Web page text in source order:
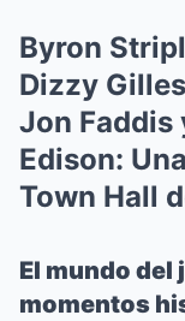
Byron
Dizzy
Jon Faddis
Edison:
Town Hall
El mundo del
momentos